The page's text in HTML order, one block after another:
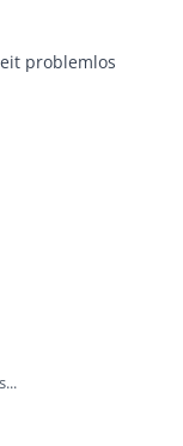
problemlos